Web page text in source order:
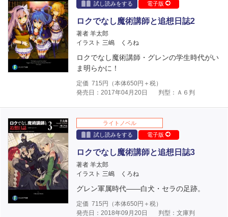
試し読みをする
電子版
ロクでなし魔術講師と追想日誌2
著者 羊太郎
イラスト 三嶋 くろね
ロクでなし魔術講師・グレンの学生時代がい
ま明らかに！
定価 715 円（本体650円＋税）
発売日：2017年04月20日
判型：Ａ６判
ライトノベル
試し読みをする
電子版
ロクでなし魔術講師と追想日誌3
著者 羊太郎
イラスト 三嶋 くろね
グレン軍属時代――白犬・セラの足跡。
定価 715 円（本体650円＋税）
発売日：2018年09月20日
判型：文庫判